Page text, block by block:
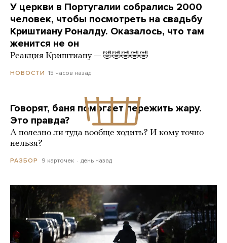
У церкви в Португалии собрались 2000
человек, чтобы посмотреть на свадьбу
Криштиану Роналду. Оказалось, что там
женится не он
Реакция Криштиану — 🤣🤣🤣🤣🤣
НОВОСТИ 15 часов назад
Говорят, баня помогает пережить жару.
Это правда?
А полезно ли туда вообще ходить? И кому точно
нельзя?
РАЗБОР 9 карточек день назад